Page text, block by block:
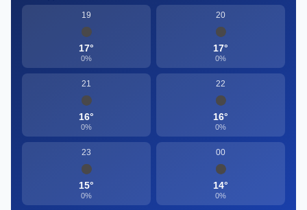
19
17°
0%
20
17°
0%
21
16°
0%
22
16°
0%
23
15°
0%
00
14°
0%